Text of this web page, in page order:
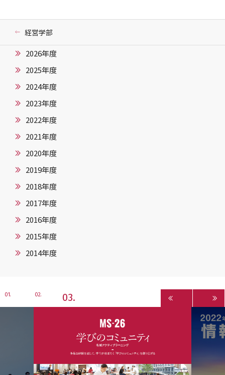
経営学部
2026年度
2025年度
2024年度
2023年度
2022年度
2021年度
2020年度
2019年度
2018年度
2017年度
2016年度
2015年度
2014年度
1 2 3